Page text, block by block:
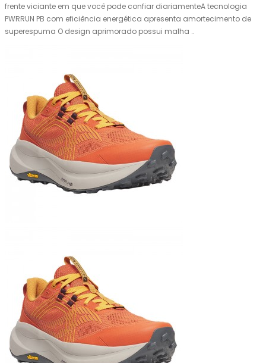
frente viciante em que você pode confiar diariamenteA tecnologia
PWRRUN PB com eficiência energética apresenta amortecimento de
superespuma O design aprimorado possui malha ..